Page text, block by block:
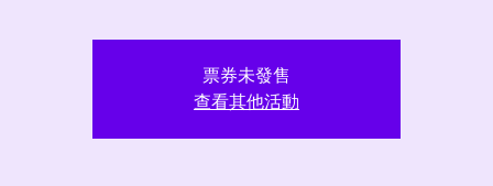
票券未發售
查看其他活動